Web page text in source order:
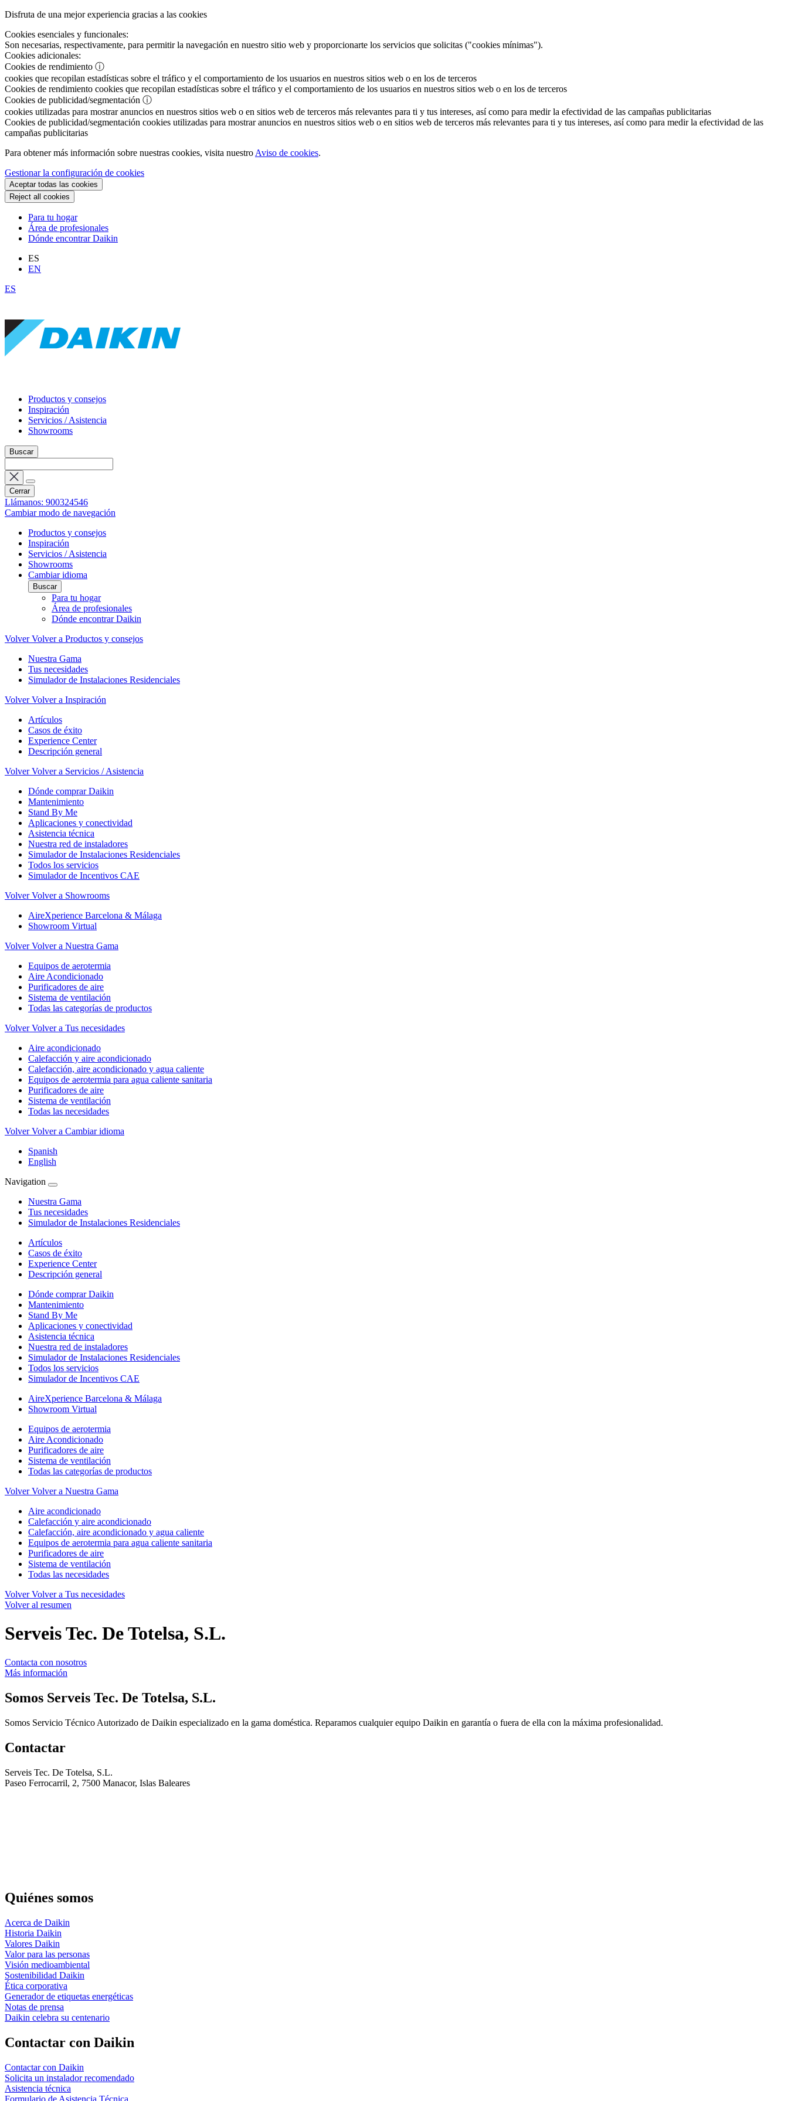
Disfruta de una mejor experiencia gracias a las cookies
Cookies esenciales y funcionales:
Son necesarias, respectivamente, para permitir la navegación en nuestro sitio web y proporcionarte los servicios que solicitas ("cookies mínimas").
Cookies adicionales:
Cookies de rendimiento ⓘ
cookies que recopilan estadísticas sobre el tráfico y el comportamiento de los usuarios en nuestros sitios web o en los de terceros
Cookies de rendimiento cookies que recopilan estadísticas sobre el tráfico y el comportamiento de los usuarios en nuestros sitios web o en los de terceros
Cookies de publicidad/segmentación ⓘ
cookies utilizadas para mostrar anuncios en nuestros sitios web o en sitios web de terceros más relevantes para ti y tus intereses, así como para medir la efectividad de las campañas publicitarias
Cookies de publicidad/segmentación cookies utilizadas para mostrar anuncios en nuestros sitios web o en sitios web de terceros más relevantes para ti y tus intereses, así como para medir la efectividad de las
campañas publicitarias
Para obtener más información sobre nuestras cookies, visita nuestro Aviso de cookies.
Gestionar la configuración de cookies
Aceptar todas las cookies
Reject all cookies
Para tu hogar
Área de profesionales
Dónde encontrar Daikin
ES
EN
ES
Productos y consejos
Inspiración
Servicios / Asistencia
Showrooms
Buscar
Cerrar
Llámanos: 900324546
Cambiar modo de navegación
Productos y consejos
Inspiración
Servicios / Asistencia
Showrooms
Cambiar idioma
Buscar
Para tu hogar
Área de profesionales
Dónde encontrar Daikin
Volver Volver a Productos y consejos
Nuestra Gama
Tus necesidades
Simulador de Instalaciones Residenciales
Volver Volver a Inspiración
Artículos
Casos de éxito
Experience Center
Descripción general
Volver Volver a Servicios / Asistencia
Dónde comprar Daikin
Mantenimiento
Stand By Me
Aplicaciones y conectividad
Asistencia técnica
Nuestra red de instaladores
Simulador de Instalaciones Residenciales
Todos los servicios
Simulador de Incentivos CAE
Volver Volver a Showrooms
AireXperience Barcelona & Málaga
Showroom Virtual
Volver Volver a Nuestra Gama
Equipos de aerotermia
Aire Acondicionado
Purificadores de aire
Sistema de ventilación
Todas las categorías de productos
Volver Volver a Tus necesidades
Aire acondicionado
Calefacción y aire acondicionado
Calefacción, aire acondicionado y agua caliente
Equipos de aerotermia para agua caliente sanitaria
Purificadores de aire
Sistema de ventilación
Todas las necesidades
Volver Volver a Cambiar idioma
Spanish
English
Navigation
Nuestra Gama
Tus necesidades
Simulador de Instalaciones Residenciales
Artículos
Casos de éxito
Experience Center
Descripción general
Dónde comprar Daikin
Mantenimiento
Stand By Me
Aplicaciones y conectividad
Asistencia técnica
Nuestra red de instaladores
Simulador de Instalaciones Residenciales
Todos los servicios
Simulador de Incentivos CAE
AireXperience Barcelona & Málaga
Showroom Virtual
Equipos de aerotermia
Aire Acondicionado
Purificadores de aire
Sistema de ventilación
Todas las categorías de productos
Volver Volver a Nuestra Gama
Aire acondicionado
Calefacción y aire acondicionado
Calefacción, aire acondicionado y agua caliente
Equipos de aerotermia para agua caliente sanitaria
Purificadores de aire
Sistema de ventilación
Todas las necesidades
Volver Volver a Tus necesidades
Volver al resumen
Serveis Tec. De Totelsa, S.L.
Contacta con nosotros
Más información
Somos Serveis Tec. De Totelsa, S.L.
Somos Servicio Técnico Autorizado de Daikin especializado en la gama doméstica. Reparamos cualquier equipo Daikin en garantía o fuera de ella con la máxima profesionalidad.
Contactar
Serveis Tec. De Totelsa, S.L.
Paseo Ferrocarril, 2, 7500 Manacor, Islas Baleares
Quiénes somos
Acerca de Daikin
Historia Daikin
Valores Daikin
Valor para las personas
Visión medioambiental
Sostenibilidad Daikin
Ética corporativa
Generador de etiquetas energéticas
Notas de prensa
Daikin celebra su centenario
Contactar con Daikin
Contactar con Daikin
Solicita un instalador recomendado
Asistencia técnica